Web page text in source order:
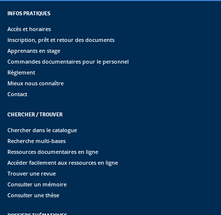
INFOS PRATIQUES
Accès et horaires
Inscription, prêt et retour des documents
Apprenants en stage
Commandes documentaires pour le personnel
Règlement
Mieux nous connaître
Contact
CHERCHER / TROUVER
Chercher dans le catalogue
Recherche multi-bases
Ressources documentaires en ligne
Accéder facilement aux ressources en ligne
Trouver une revue
Consulter un mémoire
Consulter une thèse